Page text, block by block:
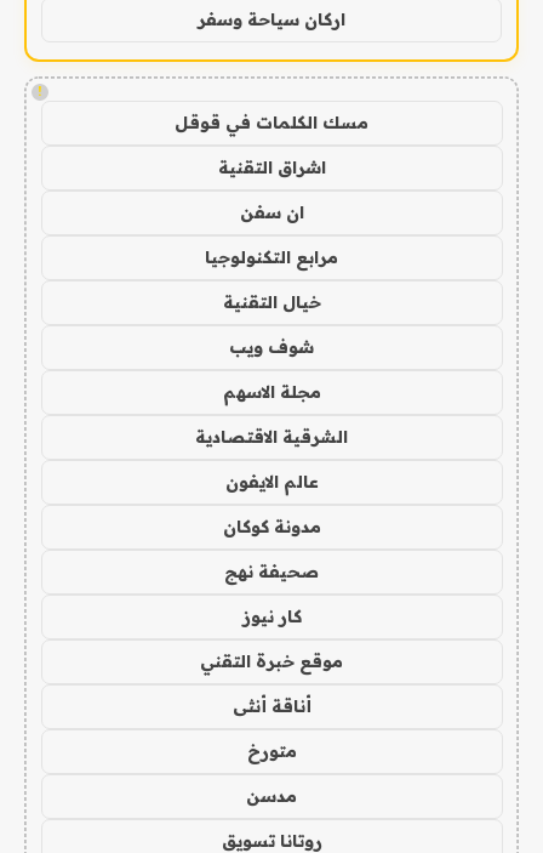
اركان سياحة وسفر
!
مسك الكلمات في قوقل
اشراق التقنية
ان سفن
مرابع التكنولوجيا
خيال التقنية
شوف ويب
مجلة الاسهم
الشرقية الاقتصادية
عالم الايفون
مدونة كوكان
صحيفة نهج
كار نيوز
موقع خبرة التقني
أناقة أنثى
متورخ
مدسن
روتانا تسويق